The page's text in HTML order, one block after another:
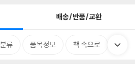
배송/반품/교환
류 품목정보 책 속으로